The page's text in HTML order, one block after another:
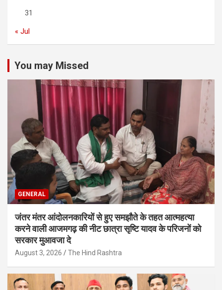
31
« Jul
You may Missed
GENERAL
जंतर मंतर आंदोलनकारियों से हुए समझौते के तहत आत्महत्या
करने वाली आजमगढ़ की नीट छात्रा सृष्टि यादव के परिजनों को
सरकार मुआवजा दे
August 3, 2026 The Hind Rashtra